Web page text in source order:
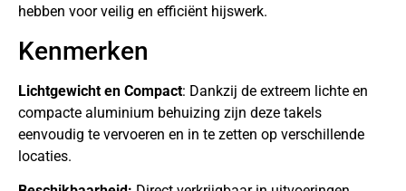
hebben voor veilig en efficiënt hijswerk.
Kenmerken
Lichtgewicht en Compact: Dankzij de extreem lichte en
compacte aluminium behuizing zijn deze takels
eenvoudig te vervoeren en in te zetten op verschillende
locaties.